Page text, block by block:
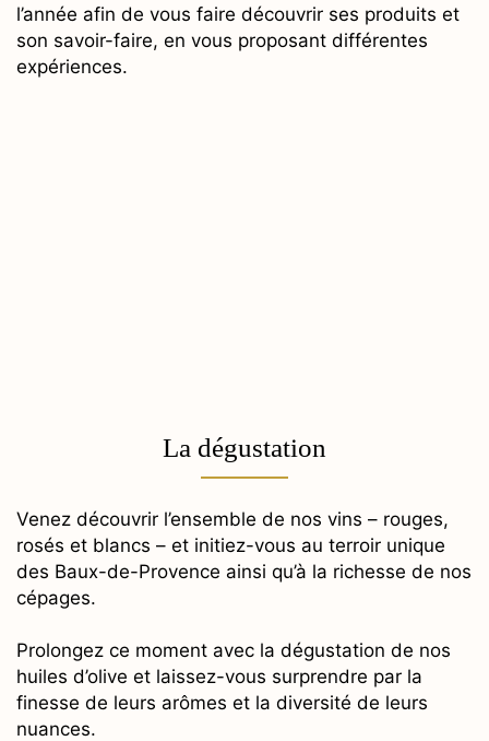
l’année afin de vous faire découvrir ses produits et
son savoir-faire, en vous proposant différentes
expériences.
La dégustation
Venez découvrir l’ensemble de nos vins – rouges,
rosés et blancs – et initiez-vous au terroir unique
des Baux-de-Provence ainsi qu’à la richesse de nos
cépages.
Prolongez ce moment avec la dégustation de nos
huiles d’olive et laissez-vous surprendre par la
finesse de leurs arômes et la diversité de leurs
nuances.